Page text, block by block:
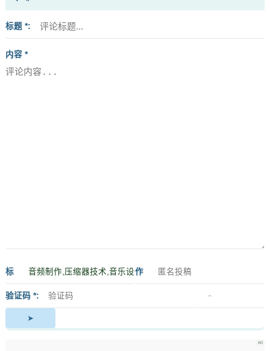
标题 *
内容 *
标
签
作
验证码 *